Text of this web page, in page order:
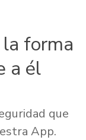
forma
a él
que
App.